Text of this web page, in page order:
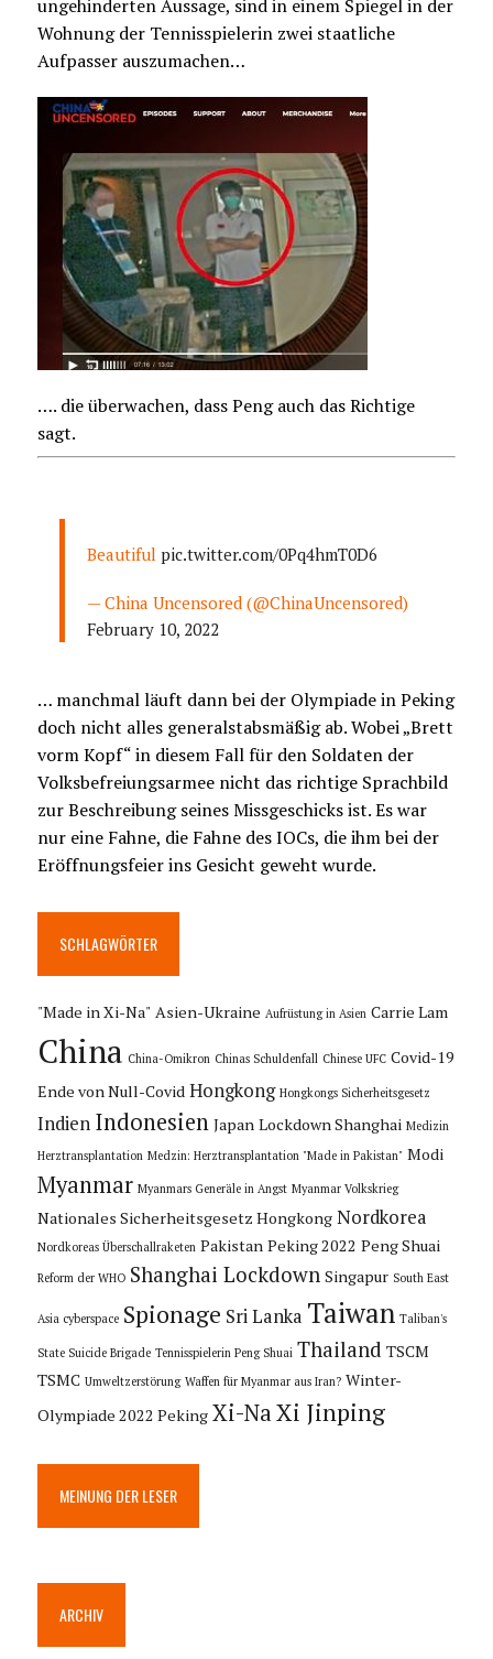
ungehinderten Aussage, sind in einem Spiegel in der
Wohnung der Tennisspielerin zwei staatliche
Aufpasser auszumachen…
…. die überwachen, dass Peng auch das Richtige
sagt.
Beautiful pic.twitter.com/0Pq4hmT0D6
— China Uncensored (@ChinaUncensored)
February 10, 2022
… manchmal läuft dann bei der Olympiade in Peking
doch nicht alles generalstabsmäßig ab. Wobei „Brett
vorm Kopf“ in diesem Fall für den Soldaten der
Volksbefreiungsarmee nicht das richtige Sprachbild
zur Beschreibung seines Missgeschicks ist. Es war
nur eine Fahne, die Fahne des IOCs, die ihm bei der
Eröffnungsfeier ins Gesicht geweht wurde.
SCHLAGWÖRTER
"Made in Xi-Na" Asien-Ukraine Aufrüstung in Asien Carrie Lam
China China-Omikron Chinas Schuldenfall Chinese UFC Covid-19
Ende von Null-Covid Hongkong Hongkongs Sicherheitsgesetz
Indien Indonesien Japan Lockdown Shanghai Medizin
Herztransplantation Medzin: Herztransplantation "Made in Pakistan" Modi
Myanmar Myanmars Generäle in Angst Myanmar Volkskrieg
Nationales Sicherheitsgesetz Hongkong Nordkorea
Nordkoreas Überschallraketen Pakistan Peking 2022 Peng Shuai
Reform der WHO Shanghai Lockdown Singapur South East
Asia cyberspace Spionage Sri Lanka Taiwan Taliban's
State Suicide Brigade Tennisspielerin Peng Shuai Thailand TSCM
TSMC Umweltzerstörung Waffen für Myanmar aus Iran? Winter-
Olympiade 2022 Peking Xi-NaXi Jinping
MEINUNG DER LESER
ARCHIV